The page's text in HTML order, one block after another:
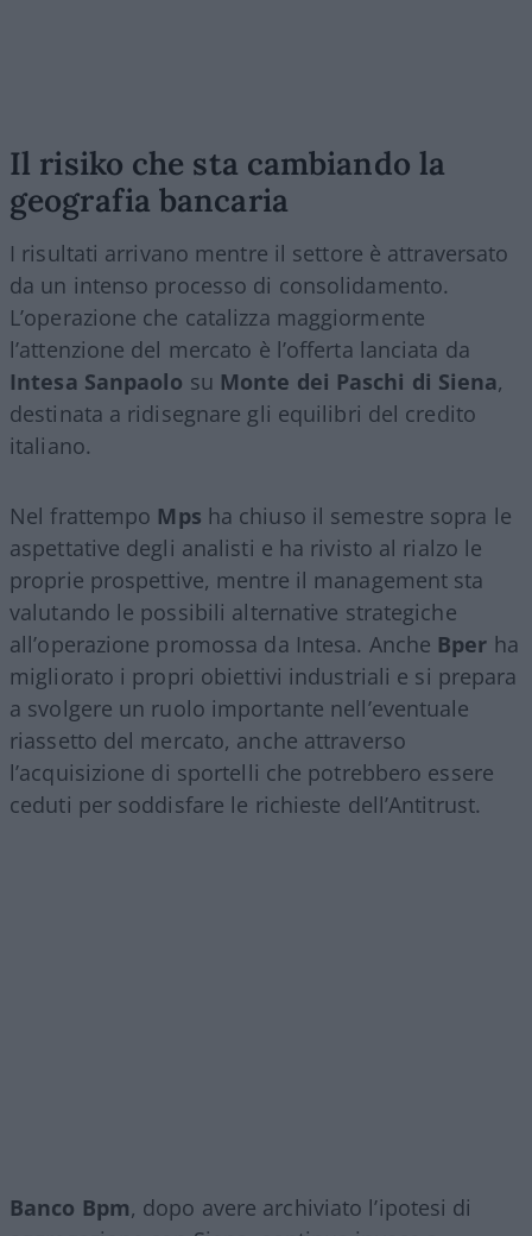
Il risiko che sta cambiando la
geografia bancaria
I risultati arrivano mentre il settore è attraversato
da un intenso processo di consolidamento.
L’operazione che catalizza maggiormente
l’attenzione del mercato è l’offerta lanciata da
Intesa Sanpaolo su Monte dei Paschi di Siena,
destinata a ridisegnare gli equilibri del credito
italiano.
Nel frattempo Mps ha chiuso il semestre sopra le
aspettative degli analisti e ha rivisto al rialzo le
proprie prospettive, mentre il management sta
valutando le possibili alternative strategiche
all’operazione promossa da Intesa. Anche Bper ha
migliorato i propri obiettivi industriali e si prepara
a svolgere un ruolo importante nell’eventuale
riassetto del mercato, anche attraverso
l’acquisizione di sportelli che potrebbero essere
ceduti per soddisfare le richieste dell’Antitrust.
Banco Bpm, dopo avere archiviato l’ipotesi di